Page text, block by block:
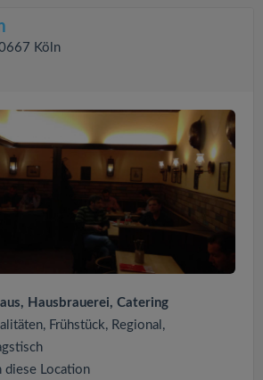
Köln
Hausbrauerei, Catering
Frühstück, Regional,
diese Location